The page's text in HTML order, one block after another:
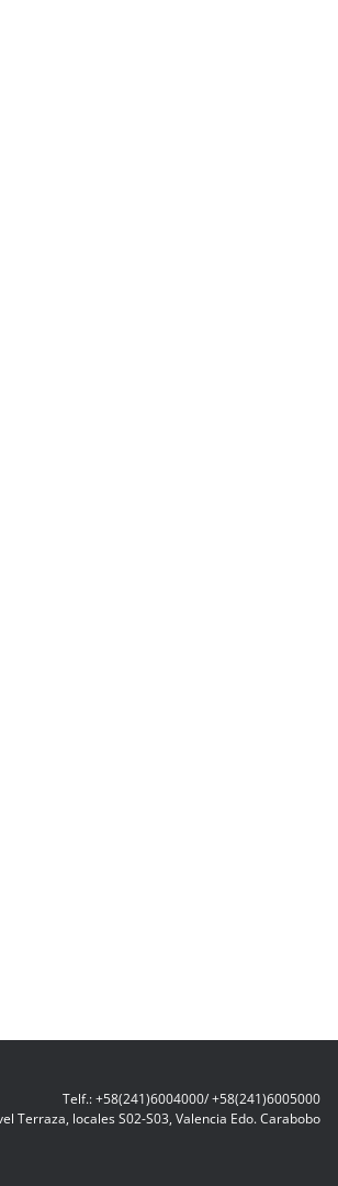
Telf.: +58(241)6004000/ +58(241)6005000
Terraza, locales S02-S03, Valencia Edo. Carabobo